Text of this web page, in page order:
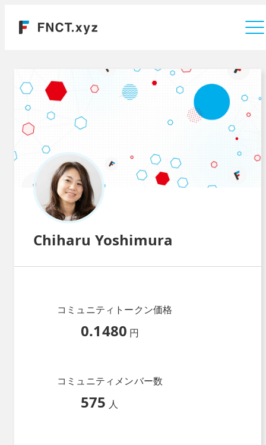
Chiharu Yoshimura
コミュニティトークン価格
0.1480 円
コミュニティメンバー数
575 人